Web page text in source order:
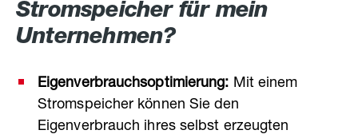
Stromspeicher für mein
Unternehmen?
Eigenverbrauchsoptimierung: Mit einem
Stromspeicher können Sie den
Eigenverbrauch ihres selbst erzeugten